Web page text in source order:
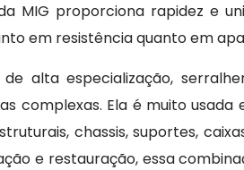
MIG proporciona rapidez e
em resistência quanto em
alta especialização,
complexas. Ela é muito
chassis, suportes,
e restauração, essa